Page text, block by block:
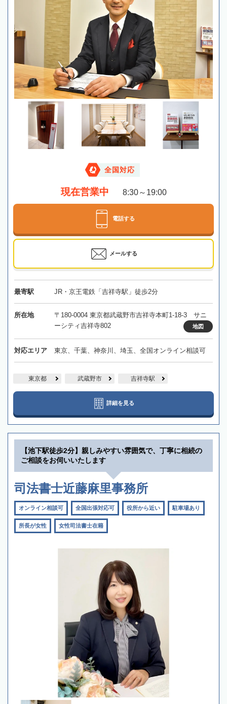
全国対応
現在営業中 8:30～19:00
電話する
メールする
最寄駅 JR・京王電鉄「吉祥寺駅」徒歩2分
所在地
〒180-0004 東京都武蔵野市吉祥寺本町1-18-3 サニ
ーシティ吉祥寺802
地図
対応エリア 東京、千葉、神奈川、埼玉、全国オンライン相談可
東京都 武蔵野市 吉祥寺駅
詳細を見る
【池下駅徒歩2分】親しみやすい雰囲気で、丁寧に相続の
ご相談をお伺いいたします
司法書士近藤麻里事務所
オンライン相談可 全国出張対応可 役所から近い 駐車場あり
所長が女性 女性司法書士在籍